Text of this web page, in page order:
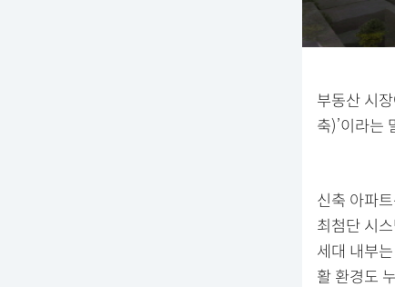
부동산 시
축)’이라는
신축 아파
최첨단 시
세대 내부
활 환경도